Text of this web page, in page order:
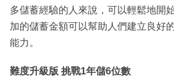
多儲蓄經驗的人來說，可以輕鬆地開
加的儲蓄金額可以幫助人們建立良好
能力。
難度升級版 挑戰1年儲6位數